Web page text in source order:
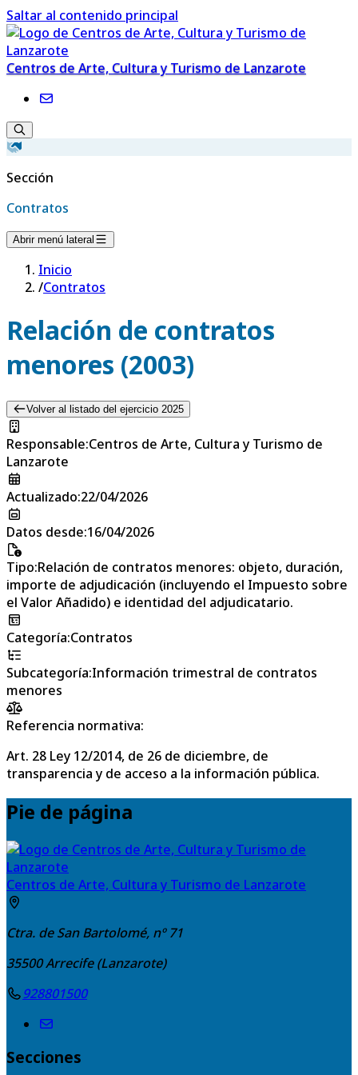
Saltar al contenido principal
Centros de Arte, Cultura y Turismo de Lanzarote
Sección
Contratos
Abrir menú lateral
Inicio
/Contratos
Relación de contratos
menores (2003)
Volver al listado del ejercicio 2025
Responsable:Centros de Arte, Cultura y Turismo de
Lanzarote
Actualizado:22/04/2026
Datos desde:16/04/2026
Tipo:Relación de contratos menores: objeto, duración,
importe de adjudicación (incluyendo el Impuesto sobre
el Valor Añadido) e identidad del adjudicatario.
Categoría:Contratos
Subcategoría:Información trimestral de contratos
menores
Referencia normativa:
Art. 28 Ley 12/2014, de 26 de diciembre, de
transparencia y de acceso a la información pública.
Pie de página
Centros de Arte, Cultura y Turismo de Lanzarote
Ctra. de San Bartolomé, nº 71
35500Arrecife (Lanzarote)
928801500
Secciones